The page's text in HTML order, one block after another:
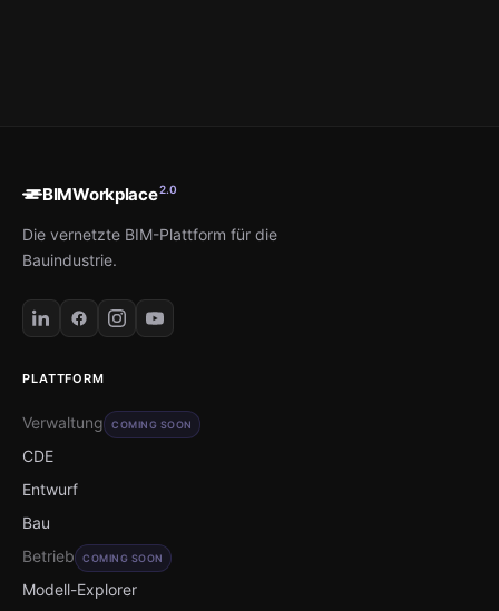
BIMWorkplace2.0
Die vernetzte BIM-Plattform für die
Bauindustrie.
PLATTFORM
Verwaltung COMING SOON
CDE
Entwurf
Bau
Betrieb
COMING SOON
Modell-Explorer